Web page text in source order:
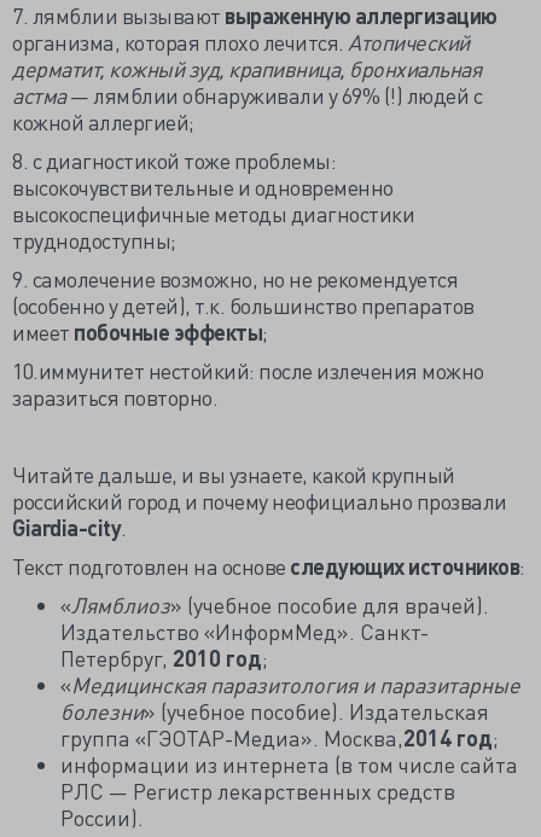
7. лямблии вызывают выраженную аллергизацию
организма, которая плохо лечится. Атопический
дерматит, кожный зуд, крапивница, бронхиальная
астма— лямблии обнаруживали у 69% (!) людей с
кожной аллергией;
8. с диагностикой тоже проблемы:
высокочувствительные и одновременно
высокоспецифичные методы диагностики
труднодоступны;
9. самолечение возможно, но не рекомендуется
(особенно у детей), т.к. большинство препаратов
имеет побочные эффекты;
10.иммунитет нестойкий: после излечения можно
заразиться повторно.
Читайте дальше, и вы узнаете, какой крупный
российский город и почему неофициально прозвали
Giardia-city.
Текст подготовлен на основе следующих источников:
«Лямблиоз» (учебное пособие для врачей).
Издательство «ИнформМед». Санкт-
Петербруг, 2010 год;
«Медицинская паразитология и паразитарные
болезни» (учебное пособие). Издательская
группа «ГЭОТАР-Медиа». Москва,2014 год;
информации из интернета (в том числе сайта
РЛС — Регистр лекарственных средств
России).